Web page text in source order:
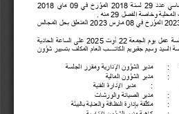
عدد 29 لسنة 2018 المؤرخ في 09 ماي
2018
29 منھ .
المؤرخ في 08 مارس 2023 المتعلق بحل
المجالس
عمل یوم الجمعة 22 أوت 2025 على الساعة
الحادیة
السید وسیم جقیریم الكاتــــب العام المكلف بتسییر
شؤون
:
مدیر الشؤون الإداریة ومقرر الجلسة
:
مدیر الشؤون المالیة
:
مدیر الإدارة الفنیة
:
مدیر الصیانة والورشات
:
مكلّفة بإدارة النظافة والعنایة بالبیئة